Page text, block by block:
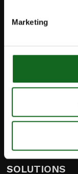
Marketing
iPump
Contact
Caprari
SOLUTIONS